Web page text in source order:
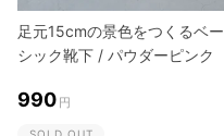
足元15cmの景色をつくるベー
シック靴下 / パウダーピンク
990 円
SOLD OUT